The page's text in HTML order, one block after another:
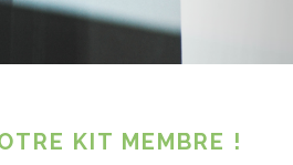
KIT MEMBRE !